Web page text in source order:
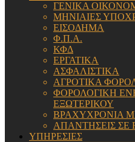
ΓΕΝΙΚΑ
ΜΗΝΙΑΙΕΣ
ΕΙΣΟΔΗΜΑ
Φ.Π.Α.
ΚΦΔ
ΕΡΓΑΤΙΚΑ
ΑΣΦΑΛΙΣΤΙΚΑ
ΑΓΡΟΤΙΚΑ
ΦΟΡΟΛΟΓΙΚΗ
ΕΞΩΤΕΡΙΚΟΥ
ΒΡΑΧΥΧΡΟΝΙΑ
ΑΠΑΝΤΗΣΕΙΣ ΣΕ
ΥΠΗΡΕΣΙΕΣ